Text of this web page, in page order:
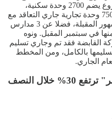
ألف متر مربع. وأضاف، أن المشروع يضم 2700 وحدة سكنية،
و2300 فيلا، ومنطقة تجارية تضم 750 وحدة تجارية جاري التعاقد مع
شركة لإدارتها والتشغيل خلال الشهور المقبلة، فضلا عن 3 مدارس
في سبتمبر المقبل. ونوه
القابضة فقد تم وجاري تسليم
تسليمها بالكامل، ومن المخطط
أرباح "الكويت الوطني - مصر" ترتفع 30% خلال النصف